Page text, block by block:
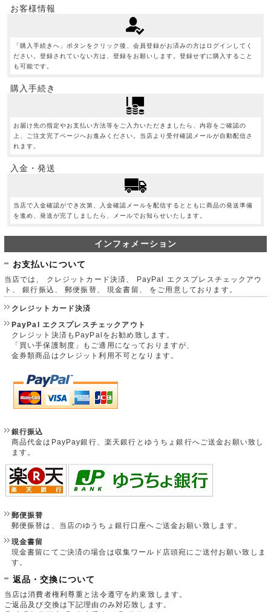
お客様情報
「購入手続きへ」ボタンをクリック後、会員登録がお済みの方はログインしてく
ださい。登録されていない方は、登録をお願いします。登録せずに購入すること
も可能です。
購入手続き
お届け先の指定やお支払い方法等をご入力いただきましたら、内容をご確認の
上、ご注文完了ページへお進みください。当店より受付確認メールが自動配信さ
れます。
入金・発送
当店で入金確認ができ次第、入金確認メールを配信するとともに商品の発送準備
を進め、発送が完了しましたら、メールでお知らせいたします。
インフォメーション
お支払いについて
当店では、 クレジットカード決済、 PayPal エクスプレスチェックアウ
ト、 銀行振込、 郵便振替、 現金書留、 をご用意しております。
クレジットカード決済
PayPal エクスプレスチェックアウト
クレジット決済もPayPalをお勧め致します。
「買い手保護制度」もご適用になっておりますが、
金券類商品はクレジット利用不可となります。
銀行振込
商品代金はPayPay銀行、楽天銀行とゆうちょ銀行へご送金お願い致し
ます。
郵便振替
郵便振替は、当店のゆうちょ銀行口座へご送金お願い致します。
現金書留
現金書留にてご決済の場合は収集ワールド店頭宛にご送付お願い致しま
す。
返品・交換について
当店は消費者権利尊重と法令遵守を約束致します。
ご返品及び交換は下記理由のみ対応致します。